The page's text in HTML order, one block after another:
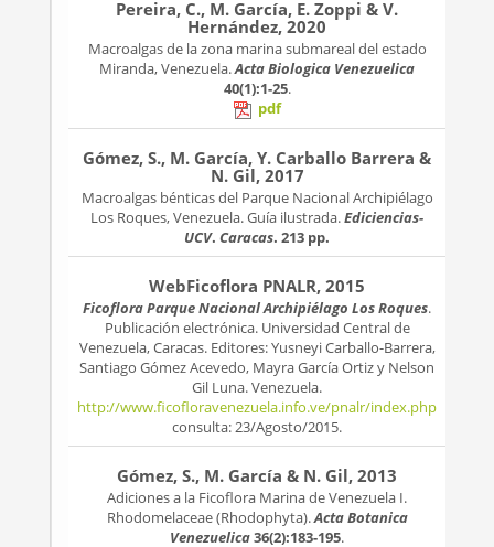
Pereira, C., M. García, E. Zoppi & V.
Hernández, 2020
Macroalgas de la zona marina submareal del estado
Miranda, Venezuela.Acta Biologica Venezuelica
40(1):1-25.
pdf
Gómez, S., M. García, Y. Carballo Barrera &
N. Gil, 2017
Macroalgas bénticas del Parque Nacional Archipiélago
Los Roques, Venezuela. Guía ilustrada.Ediciencias-
UCV. Caracas. 213 pp.
WebFicoflora PNALR, 2015
Ficoflora Parque Nacional Archipiélago Los Roques.
Publicación electrónica. Universidad Central de
Venezuela, Caracas. Editores: Yusneyi Carballo-Barrera,
Santiago Gómez Acevedo, Mayra García Ortiz y Nelson
Gil Luna. Venezuela.
http://www.ficofloravenezuela.info.ve/pnalr/index.php
consulta: 23/Agosto/2015.
Gómez, S., M. García & N. Gil, 2013
Adiciones a la Ficoflora Marina de Venezuela I.
Rhodomelaceae (Rhodophyta).Acta Botanica
Venezuelica36(2):183-195.